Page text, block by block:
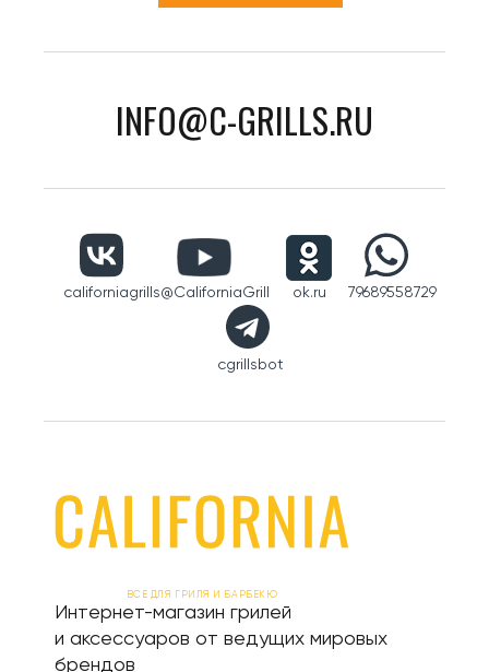
INFO@C-GRILLS.RU
californiagrills@CaliforniaGrill ok.ru 79689558729
cgrillsbot
ВСЕ ДЛЯ ГРИЛЯ И БАРБЕКЮ
Интернет-магазин грилей
и аксессуаров от ведущих мировых
брендов